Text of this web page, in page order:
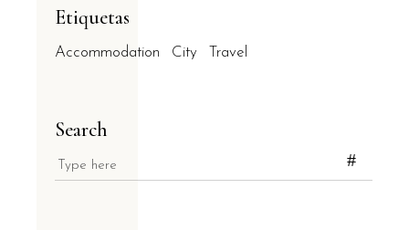
Etiquetas
Accommodation City Travel
Search
for: